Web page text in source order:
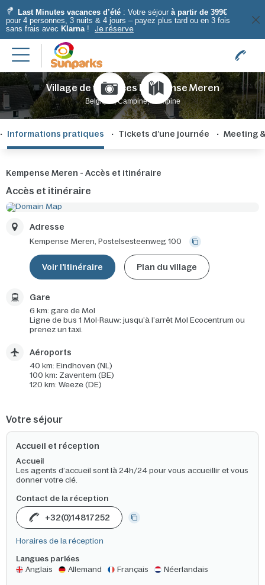
Last Minutes vacances d’été : Votre séjour à partir de 399€
pour 4 personnes, 3 nuits & 4 jours – payez plus tard ou en 3 fois
sans frais avec Klarna! Je réserve
Village de vacances Kempense Meren
Belgique, Campine, Campine
Informations pratiques Tickets d’une journée Meeting
Kempense Meren - Accès et itinéraire
Accès et itinéraire
Adresse
Kempense Meren, Postelsesteenweg 100
Voir l'itinéraire Plan du village
Gare
6 km: gare de Mol
Ligne de bus 1 Mol-Rauw: jusqu’à l’arrêt Mol Ecocentrum ou
prenez un taxi.
Aéroports
40 km: Eindhoven (NL)
100 km: Zaventem (BE)
120 km: Weeze (DE)
Votre séjour
Accueil et réception
Accueil
Les agents d’accueil sont là 24h/24 pour vous accueillir et vous
donner votre clé.
Contact de la réception
+32(0)14817252
Horaires de la réception
Langues parlées
Anglais
Allemand Français Néerlandais